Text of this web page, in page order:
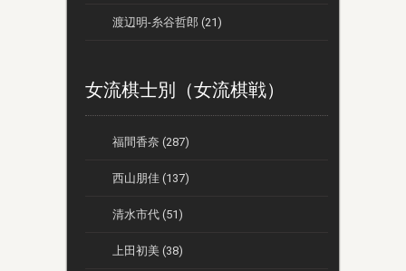
渡辺明-糸谷哲郎 (21)
女流棋士別（女流棋戦）
福間香奈 (287)
西山朋佳 (137)
清水市代 (51)
上田初美 (38)